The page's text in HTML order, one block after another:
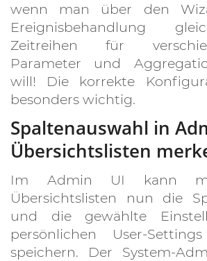
wenn man über den
Ereignisbehandlung
Zeitreihen für
Parameter und
will! Die korrekte
besonders wichtig.
Spaltenauswahl in
Übersichtslisten
Im Admin UI kann
Übersichtslisten nun die
und die gewählte
persönlichen User-
speichern. Der System-